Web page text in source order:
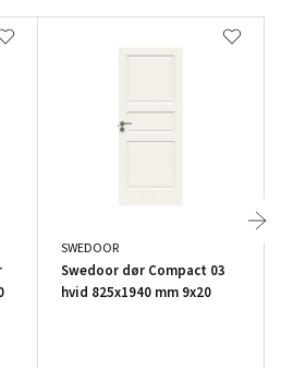
SWEDOOR
Swedoor dør Compact 03
hvid 825x1940 mm 9x20